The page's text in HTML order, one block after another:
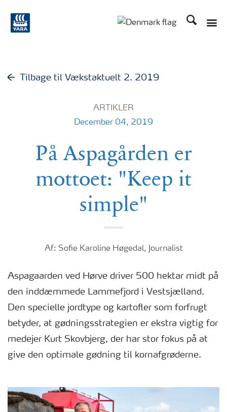
Søg
Tilbage til Vækstaktuelt 2. 2019
ARTIKLER
December 04, 2019
På Aspagården er
mottoet: "Keep it
simple"
Af: Sofie Karoline Høgedal, Journalist
Aspagaarden ved Hørve driver 500 hektar midt på
den inddæmmede Lammefjord i Vestsjælland.
Den specielle jordtype og kartofler som forfrugt
betyder, at gødningsstrategien er ekstra vigtig for
medejer Kurt Skovbjerg, der har stor fokus på at
give den optimale gødning til kornafgrøderne.